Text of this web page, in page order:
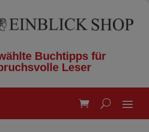
Buchtipps für
Leser